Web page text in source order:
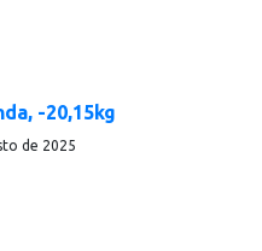
-20,15kg
de 2025